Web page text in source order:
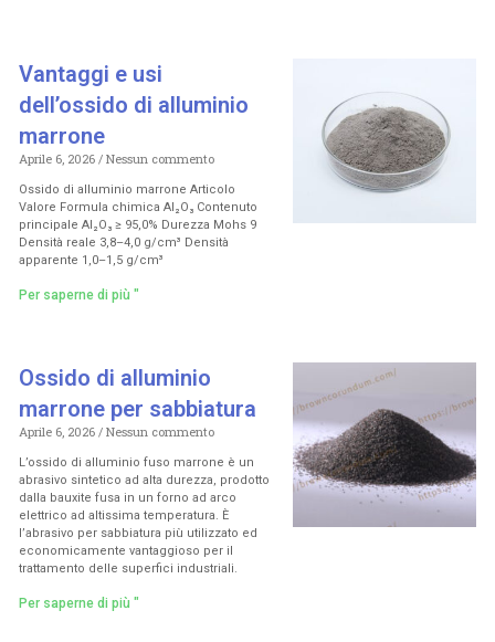
Vantaggi e usi
dell’ossido di alluminio
marrone
Aprile 6, 2026 Nessun commento
Ossido di alluminio marrone Articolo
Valore Formula chimica Al₂O₃ Contenuto
principale Al₂O₃ ≥ 95,0% Durezza Mohs 9
Densità reale 3,8–4,0 g/cm³ Densità
apparente 1,0–1,5 g/cm³
Per saperne di più "
Ossido di alluminio
marrone per sabbiatura
Aprile 6, 2026 Nessun commento
L’ossido di alluminio fuso marrone è un
abrasivo sintetico ad alta durezza, prodotto
dalla bauxite fusa in un forno ad arco
elettrico ad altissima temperatura. È
l’abrasivo per sabbiatura più utilizzato ed
economicamente vantaggioso per il
trattamento delle superfici industriali.
Per saperne di più "